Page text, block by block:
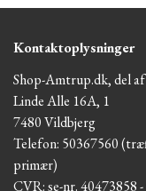
Kontaktoplysninger
Shop-Amtrup.dk, del
Linde Alle 16A, 1
7480 Vildbjerg
Telefon: 50367560
primær)
CVR: se-nr. 40473858